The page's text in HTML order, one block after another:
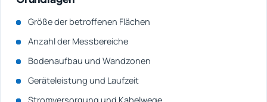
Größe der betroffenen Flächen
Anzahl der Messbereiche
Bodenaufbau und Wandzonen
Geräteleistung und Laufzeit